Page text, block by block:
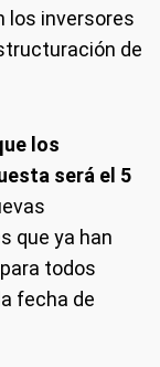
los inversores
de
los
será el 5
que ya han
todos
fecha de